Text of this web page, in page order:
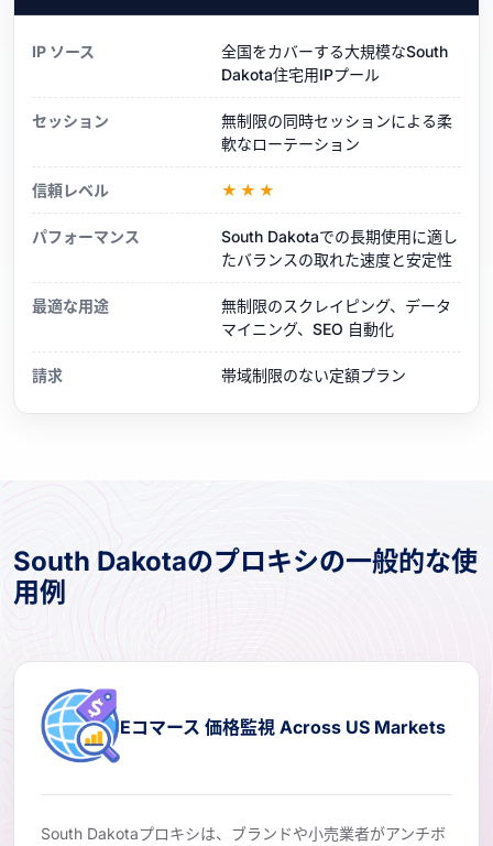
IP ソース
全国をカバーする大規模なSouth
Dakota住宅用IPプール
セッション
無制限の同時セッションによる柔
軟なローテーション
信頼レベル ★★★
パフォーマンス
South Dakotaでの長期使用に適し
たバランスの取れた速度と安定性
最適な用途
無制限のスクレイピング、データ
マイニング、SEO 自動化
請求 帯域制限のない定額プラン
South Dakotaのプロキシの一般的な使
用例
Eコマース 価格監視 Across US Markets
South Dakotaプロキシは、ブランドや小売業者がアンチボ